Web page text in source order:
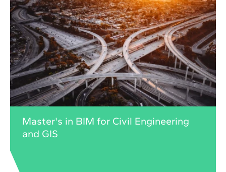
Master's in BIM for Civil Engineering
and GIS